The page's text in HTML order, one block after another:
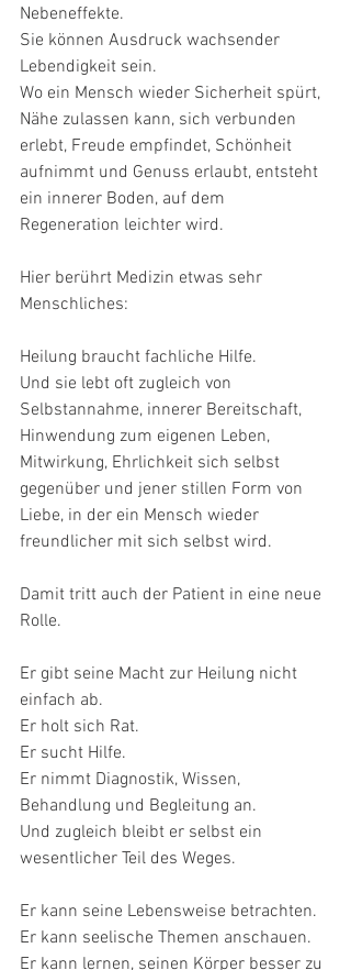
Nebeneffekte.
Sie können Ausdruck wachsender
Lebendigkeit sein.
Wo ein Mensch wieder Sicherheit spürt,
Nähe zulassen kann, sich verbunden
erlebt, Freude empfindet, Schönheit
aufnimmt und Genuss erlaubt, entsteht
ein innerer Boden, auf dem
Regeneration leichter wird.
Hier berührt Medizin etwas sehr
Menschliches:
Heilung braucht fachliche Hilfe.
Und sie lebt oft zugleich von
Selbstannahme, innerer Bereitschaft,
Hinwendung zum eigenen Leben,
Mitwirkung, Ehrlichkeit sich selbst
gegenüber und jener stillen Form von
Liebe, in der ein Mensch wieder
freundlicher mit sich selbst wird.
Damit tritt auch der Patient in eine neue
Rolle.
Er gibt seine Macht zur Heilung nicht
einfach ab.
Er holt sich Rat.
Er sucht Hilfe.
Er nimmt Diagnostik, Wissen,
Behandlung und Begleitung an.
Und zugleich bleibt er selbst ein
wesentlicher Teil des Weges.
Er kann seine Lebensweise betrachten.
Er kann seelische Themen anschauen.
Er kann lernen, seinen Körper besser zu